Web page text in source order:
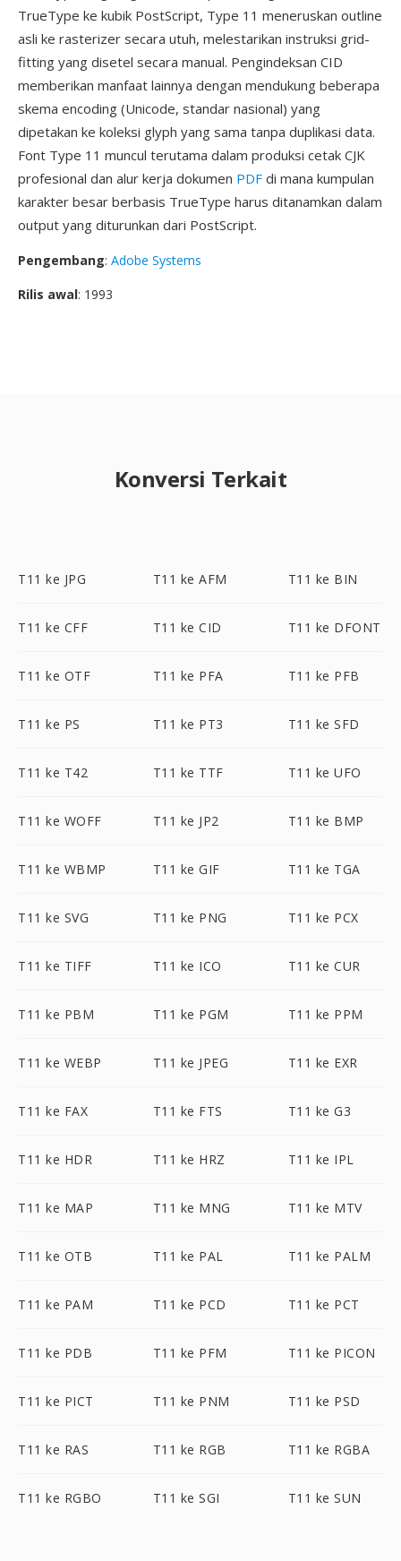
TrueType ke kubik PostScript, Type 11 meneruskan outline
asli ke rasterizer secara utuh, melestarikan instruksi grid-
fitting yang disetel secara manual. Pengindeksan CID
memberikan manfaat lainnya dengan mendukung beberapa
skema encoding (Unicode, standar nasional) yang
dipetakan ke koleksi glyph yang sama tanpa duplikasi data.
Font Type 11 muncul terutama dalam produksi cetak CJK
profesional dan alur kerja dokumen PDF di mana kumpulan
karakter besar berbasis TrueType harus ditanamkan dalam
output yang diturunkan dari PostScript.
Pengembang: Adobe Systems
Rilis awal: 1993
Konversi Terkait
T11 ke JPG T11 ke AFM T11 ke BIN
T11 ke CFF T11 ke CID T11 ke DFONT
T11 ke OTF T11 ke PFA T11 ke PFB
T11 ke PS T11 ke PT3 T11 ke SFD
T11 ke T42 T11 ke TTF T11 ke UFO
T11 ke WOFF T11 ke JP2 T11 ke BMP
T11 ke WBMP T11 ke GIF T11 ke TGA
T11 ke SVG T11 ke PNG T11 ke PCX
T11 ke TIFF T11 ke ICO T11 ke CUR
T11 ke PBM T11 ke PGM T11 ke PPM
T11 ke WEBP T11 ke JPEG T11 ke EXR
T11 ke FAX T11 ke FTS T11 ke G3
T11 ke HDR T11 ke HRZ T11 ke IPL
T11 ke MAP T11 ke MNG T11 ke MTV
T11 ke OTB T11 ke PAL T11 ke PALM
T11 ke PAM T11 ke PCD T11 ke PCT
T11 ke PDB T11 ke PFM T11 ke PICON
T11 ke PICT T11 ke PNM T11 ke PSD
T11 ke RAS T11 ke RGB T11 ke RGBA
T11 ke RGBO T11 ke SGI T11 ke SUN